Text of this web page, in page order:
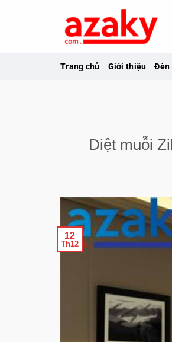
Trang chủ Giới thiệu Đèn
Diệt muỗi
12
Th12